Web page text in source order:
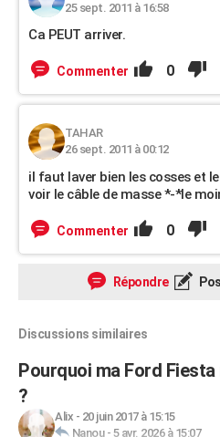
25 sept. 2011 à 16:58
Ca PEUT arriver.
Commenter 0
TAHAR
26 sept. 2011 à 00:12
il faut laver bien les cosses et
voir le câble de masse *-*le
Commenter 0
Répondre
Discussions similaires
Pourquoi ma Ford
?
Alix - 20 juin 2017 à 15:15
Nanou- 5 avr. 2026 à 15:07